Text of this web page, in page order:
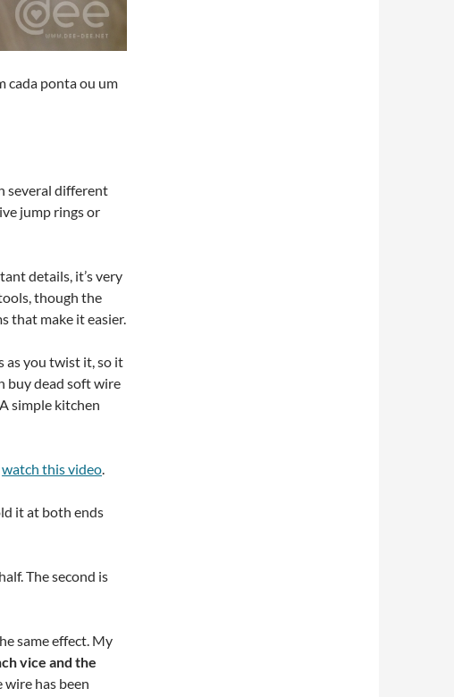
cada ponta ou um
several different
jump rings or
details, it’s very
though the
that make it easier.
as you twist it, so it
buy dead soft wire
simple kitchen
watch this video.
it at both ends
The second is
same effect. My
vice and the
has been